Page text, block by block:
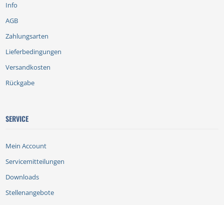
Info
AGB
Zahlungsarten
Lieferbedingungen
Versandkosten
Rückgabe
SERVICE
Mein Account
Servicemitteilungen
Downloads
Stellenangebote